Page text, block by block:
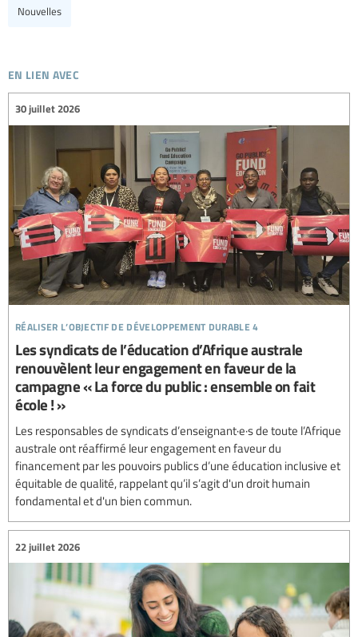
Nouvelles
en lien avec
réaliser l’objectif de développement durable 4
30 juillet 2026
Les syndicats de l’éducation d’Afrique australe
renouvèlent leur engagement en faveur de la
campagne « La force du public : ensemble on fait
école ! »
Les responsables de syndicats d’enseignant·e·s de toute l’Afrique
australe ont réaffirmé leur engagement en faveur du
financement par les pouvoirs publics d’une éducation inclusive et
équitable de qualité, rappelant qu’il s’agit d'un droit humain
fondamental et d'un bien commun.
22 juillet 2026